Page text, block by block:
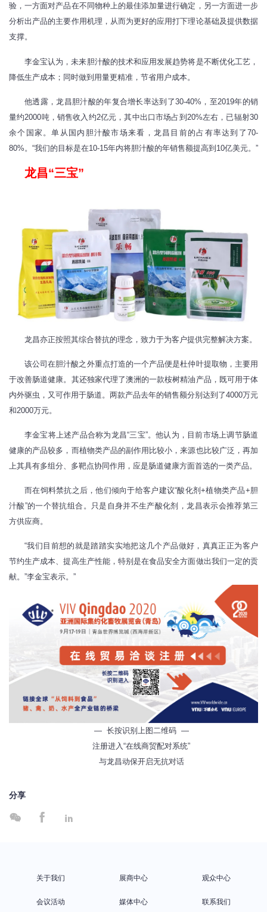
验，一方面对产品在不同物种上的最佳添加量进行确定，另一方面进一步
分析出产品的主要作用机理，从而为更好的应用打下理论基础及提供数据
支撑。
李金宝认为，未来胆汁酸的技术和应用发展趋势将是不断优化工艺，
降低生产成本；同时做到用量更精准，节省用户成本。
他透露，龙昌胆汁酸的年复合增长率达到了30-40%，至2019年的销
量约2000吨，销售收入约2亿元，其中出口市场占到20%左右，已辐射30
余个国家。单从国内胆汁酸市场来看，龙昌目前的占有率达到了70-
80%。“我们的目标是在10-15年内将胆汁酸的年销售额提高到10亿美元。”
龙昌“三宝”
龙昌亦正按照其综合替抗的理念，致力于为客户提供完整解决方案。
该公司在胆汁酸之外重点打造的一个产品便是杜仲叶提取物，主要用
于改善肠道健康。其还独家代理了澳洲的一款桉树精油产品，既可用于体
内外驱虫，又可作用于肠道。两款产品去年的销售额分别达到了4000万元
和2000万元。
李金宝将上述产品合称为龙昌“三宝”。他认为，目前市场上调节肠道
健康的产品较多，而植物类产品的副作用比较小，来源也比较广泛，再加
上其具有多组分、多靶点协同作用，应是肠道健康方面首选的一类产品。
而在饲料禁抗之后，他们倾向于给客户建议“酸化剂+植物类产品+胆
汁酸”的一个替抗组合。只是自身并不生产酸化剂，龙昌表示会推荐第三
方供应商。
“我们目前想的就是踏踏实实地把这几个产品做好，真真正正为客户
节约生产成本、提高生产性能，特别是在食品安全方面做出我们一定的贡
献。”李金宝表示。”
— 长按识别上图二维码 —
注册进入“在线商贸配对系统”
与龙昌动保开启无抗对话
分享
  
关于我们 展商中心 观众中心
会议活动 媒体中心 联系我们